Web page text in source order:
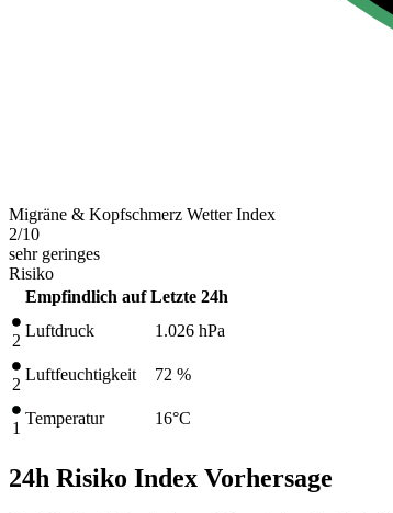
Migräne & Kopfschmerz Wetter Index
2/10
sehr geringes
Risiko
Empfindlich auf Letzte 24h
2
Luftdruck 1.026 hPa
2
Luftfeuchtigkeit 72 %
1
Temperatur 16°C
24h Risiko Index Vorhersage